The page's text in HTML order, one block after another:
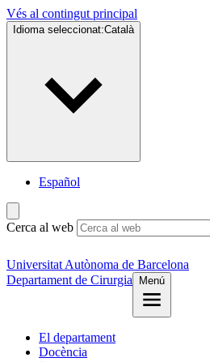
Vés al contingut principal
Idioma seleccionat:Català
Español
Cerca al web
Universitat Autònoma de Barcelona
Departament de Cirurgia
Menú
El departament
Docència